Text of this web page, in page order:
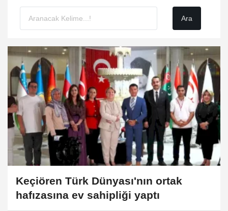
Keçiören Türk Dünyası'nın ortak
hafızasına ev sahipliği yaptı